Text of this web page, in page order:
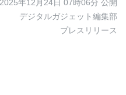
2025年12月24日 07時06分 公開
デジタルガジェット編集部
プレスリリース